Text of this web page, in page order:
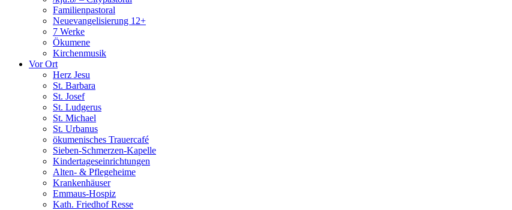
Familienpastoral
Neuevangelisierung 12+
7 Werke
Ökumene
Kirchenmusik
Vor Ort
Herz Jesu
St. Barbara
St. Josef
St. Ludgerus
St. Michael
St. Urbanus
ökumenisches Trauercafé
Sieben-Schmerzen-Kapelle
Kindertageseinrichtungen
Alten- & Pflegeheime
Krankenhäuser
Emmaus-Hospiz
Kath. Friedhof Resse